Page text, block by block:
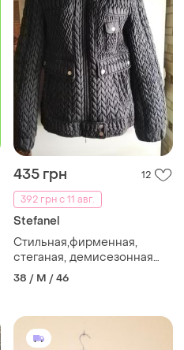
435 грн
12
392 грн с 11 авг.
Stefanel
Стильная,фирменная,
стеганая, демисезонная
куртка 44-46 р -stefanel
38 / M / 46